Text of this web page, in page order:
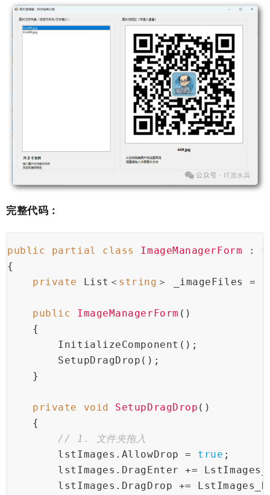
完整代码：
public partial class ImageManagerForm :
{
private
List＜ string ＞ _imageFiles =
public ImageManagerForm ()
{
InitializeComponent();
SetupDragDrop();
}
private void SetupDragDrop ()
{
// 1. 文件夹拖入
lstImages.AllowDrop = true ;
lstImages.DragEnter +=
lstImages.DragDrop +=